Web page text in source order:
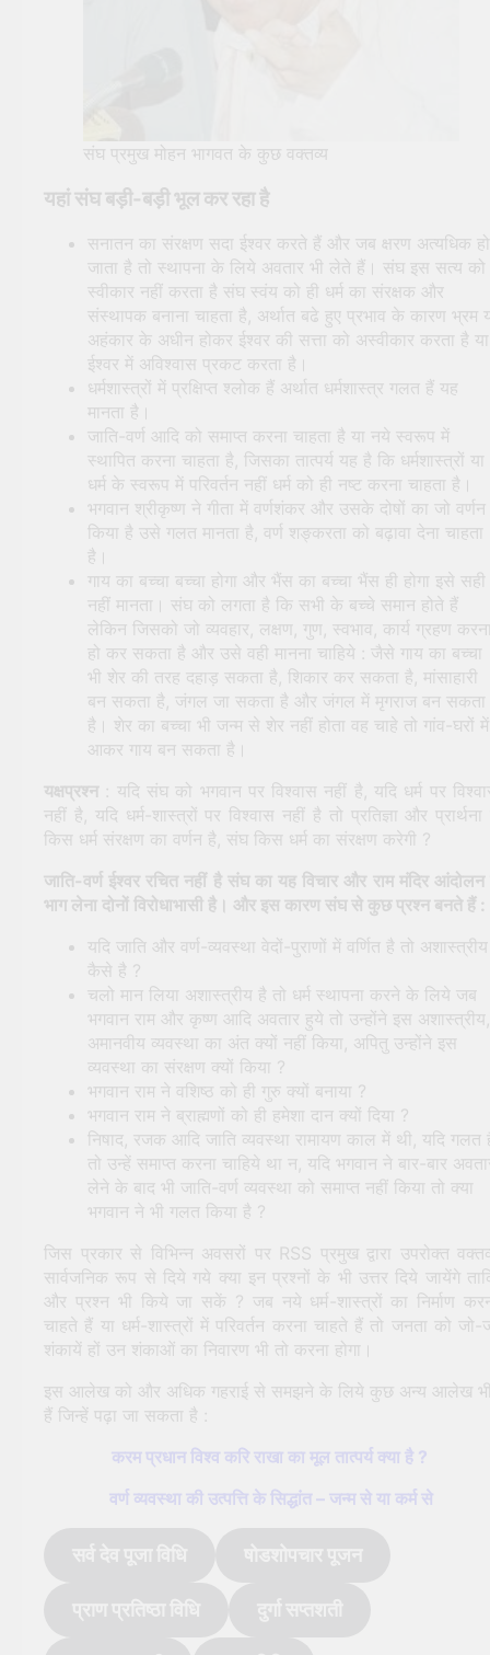
संघ प्रमुख मोहन भागवत के कुछ वक्तव्य
यहां संघ बड़ी-बड़ी भूल कर रहा है
सनातन का संरक्षण सदा ईश्वर करते हैं और जब क्षरण अत्यधिक हो
जाता है तो स्थापना के लिये अवतार भी लेते हैं। संघ इस सत्य को
स्वीकार नहीं करता है संघ स्वंय को ही धर्म का संरक्षक और
संस्थापक बनाना चाहता है, अर्थात बढे हुए प्रभाव के कारण भ्रम
अहंकार के अधीन होकर ईश्वर की सत्ता को अस्वीकार करता है या
ईश्वर में अविश्वास प्रकट करता है।
धर्मशास्त्रों में प्रक्षिप्त श्लोक हैं अर्थात धर्मशास्त्र गलत हैं यह
मानता है।
जाति-वर्ण आदि को समाप्त करना चाहता है या नये स्वरूप में
स्थापित करना चाहता है, जिसका तात्पर्य यह है कि धर्मशास्त्रों या
धर्म के स्वरूप में परिवर्तन नहीं धर्म को ही नष्ट करना चाहता है।
भगवान श्रीकृष्ण ने गीता में वर्णशंकर और उसके दोषों का जो वर्णन
किया है उसे गलत मानता है, वर्ण शङ्करता को बढ़ावा देना चाहता
है।
गाय का बच्चा बच्चा होगा और भैंस का बच्चा भैंस ही होगा इसे सही
नहीं मानता। संघ को लगता है कि सभी के बच्चे समान होते हैं
लेकिन जिसको जो व्यवहार, लक्षण, गुण, स्वभाव, कार्य ग्रहण
हो कर सकता है और उसे वही मानना चाहिये : जैसे गाय का बच्चा
भी शेर की तरह दहाड़ सकता है, शिकार कर सकता है, मांसाहारी
बन सकता है, जंगल जा सकता है और जंगल में मृगराज बन सकता
है। शेर का बच्चा भी जन्म से शेर नहीं होता वह चाहे तो गांव-घरों में
आकर गाय बन सकता है।
यक्षप्रश्न: यदि संघ को भगवान पर विश्वास नहीं है, यदि धर्म पर
नहीं है, यदि धर्म-शास्त्रों पर विश्वास नहीं है तो प्रतिज्ञा और प्रार्थना
किस धर्म संरक्षण का वर्णन है, संघ किस धर्म का संरक्षण करेगी ?
जाति-वर्ण ईश्वर रचित नहीं है संघ का यह विचार और राम मंदिर आंदोलन
भाग लेना दोनों विरोधाभासी है। और इस कारण संघ से कुछ प्रश्न बनते हैं :
यदि जाति और वर्ण-व्यवस्था वेदों-पुराणों में वर्णित है तो अशास्त्रीय
कैसे है ?
चलो मान लिया अशास्त्रीय है तो धर्म स्थापना करने के लिये जब
भगवान राम और कृष्ण आदि अवतार हुये तो उन्होंने इस अशास्त्रीय,
अमानवीय व्यवस्था का अंत क्यों नहीं किया, अपितु उन्होंने इस
व्यवस्था का संरक्षण क्यों किया ?
भगवान राम ने वशिष्ठ को ही गुरु क्यों बनाया ?
भगवान राम ने ब्राह्मणों को ही हमेशा दान क्यों दिया ?
निषाद, रजक आदि जाति व्यवस्था रामायण काल में थी, यदि गलत
तो उन्हें समाप्त करना चाहिये था न, यदि भगवान ने बार-बार
लेने के बाद भी जाति-वर्ण व्यवस्था को समाप्त नहीं किया तो क्या
भगवान ने भी गलत किया है ?
जिस प्रकार से विभिन्न अवसरों पर RSS प्रमुख द्वारा उपरोक्त
सार्वजनिक रूप से दिये गये क्या इन प्रश्नों के भी उत्तर दिये जायेंगे
और प्रश्न भी किये जा सकें ? जब नये धर्म-शास्त्रों का निर्माण
चाहते हैं या धर्म-शास्त्रों में परिवर्तन करना चाहते हैं तो जनता को जो-
शंकायें हों उन शंकाओं का निवारण भी तो करना होगा।
इस आलेख को और अधिक गहराई से समझने के लिये कुछ अन्य आलेख
हैं जिन्हें पढ़ा जा सकता है :
करम प्रधान विश्व करि राखा का मूल तात्पर्य क्या है ?
वर्ण व्यवस्था की उत्पत्ति के सिद्धांत – जन्म से या कर्म से